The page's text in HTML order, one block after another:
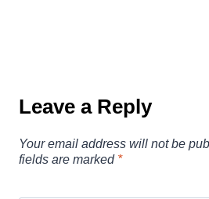
Leave a Reply
Your email address will not be
fields are marked *